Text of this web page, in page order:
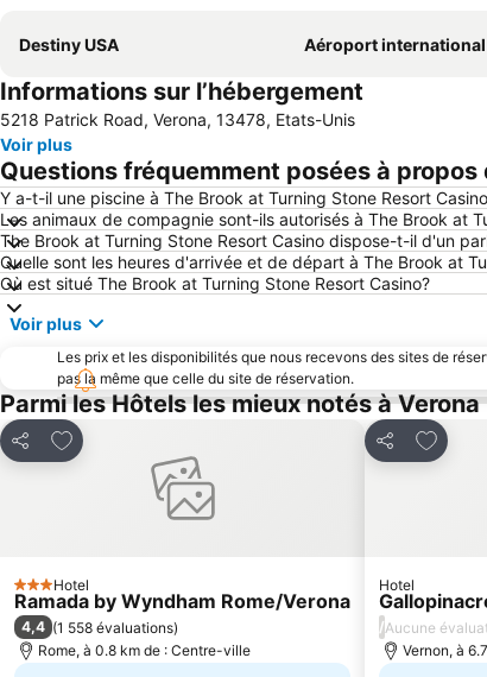
Destiny USA Aéroport international de
Informations sur l’hébergement
5218 Patrick Road, Verona, 13478, Etats-Unis
Voir plus
Questions fréquemment posées à
Y a-t-il une piscine à The Brook at Turning Stone Resort
Les animaux de compagnie sont-ils autorisés à The Brook at
The Brook at Turning Stone Resort Casino dispose-t-il d'un
Quelle sont les heures d'arrivée et de départ à The Brook at
Où est situé The Brook at Turning Stone Resort Casino?
Voir plus
Les prix et les disponibilités que nous recevons des sites de
pas la même que celle du site de réservation.
Parmi les Hôtels les mieux notés à Verona
Partager
Ajouter à mes favoris
3 Étoiles
Hotel
Ramada by Wyndham Rome/Verona
4,4 (1 558 évaluations)
Rome, à 0.8 km de : Centre-ville
Partager
Ajouter
Hotel
/Aucune
Vernon, à